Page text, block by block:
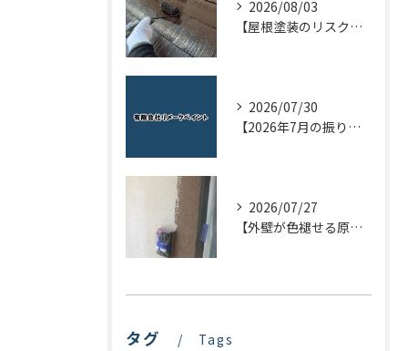
2026/08/03
【屋根塗装のリスクを下げる！】屋根の点検はドローンで！
2026/07/30
【2026年7月の振り返り】リメークペイントブログまとめ
2026/07/27
【外壁が色褪せる原因とは？】大切なお家を長持ちさせるためのポイントを解説！
タグ Tags